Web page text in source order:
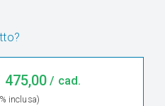
475,00 / cad.
inclusa)